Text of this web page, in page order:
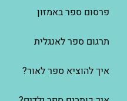
פרסום ספר באמזון
תרגום ספר לאנגלית
איך להוציא ספר לאור?